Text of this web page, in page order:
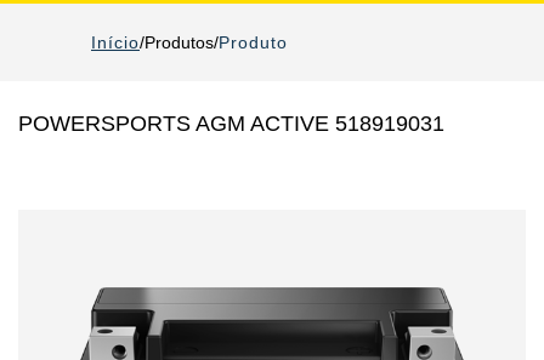
Início Produtos Produto
POWERSPORTS AGM ACTIVE 518919031